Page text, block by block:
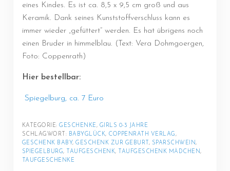
eines Kindes. Es ist ca. 8,5 x 9,5 cm groß und aus
Keramik. Dank seines Kunststoffverschluss kann es
immer wieder „gefüttert“ werden. Es hat übrigens noch
einen Bruder in himmelblau. (Text: Vera Dohmgoergen,
Foto: Coppenrath)
Hier bestellbar:
Spiegelburg, ca. 7 Euro
KATEGORIE: GESCHENKE, GIRLS 0-3 JAHRE
SCHLAGWORT: BABYGLÜCK, COPPENRATH VERLAG
GESCHENK BABY, GESCHENK ZUR GEBURT , SPARSCHWEIN
SPIEGELBURG, TAUFGESCHENK, TAUFGESCHENK MÄDCHEN
TAUFGESCHENKE